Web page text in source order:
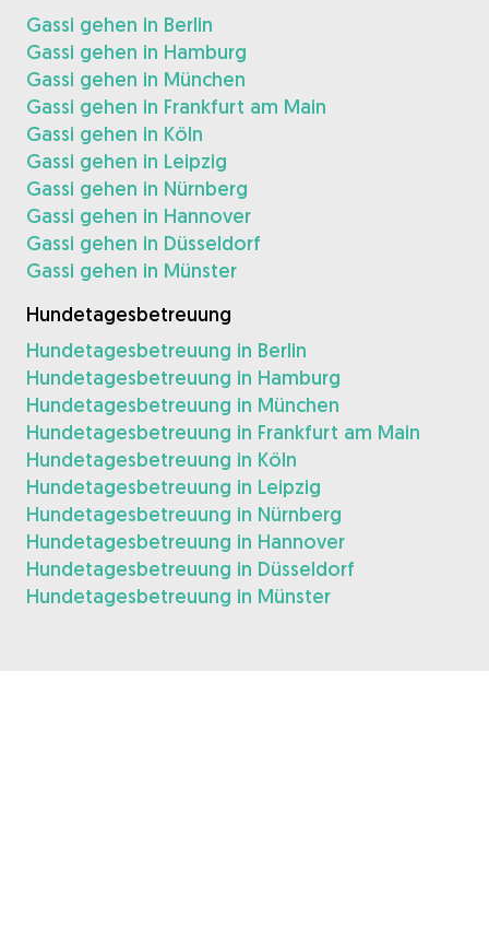
Gassi gehen in Berlin
Gassi gehen in Hamburg
Gassi gehen in München
Gassi gehen in Frankfurt am Main
Gassi gehen in Köln
Gassi gehen in Leipzig
Gassi gehen in Nürnberg
Gassi gehen in Hannover
Gassi gehen in Düsseldorf
Gassi gehen in Münster
Hundetagesbetreuung
Hundetagesbetreuung in Berlin
Hundetagesbetreuung in Hamburg
Hundetagesbetreuung in München
Hundetagesbetreuung in Frankfurt am Main
Hundetagesbetreuung in Köln
Hundetagesbetreuung in Leipzig
Hundetagesbetreuung in Nürnberg
Hundetagesbetreuung in Hannover
Hundetagesbetreuung in Düsseldorf
Hundetagesbetreuung in Münster